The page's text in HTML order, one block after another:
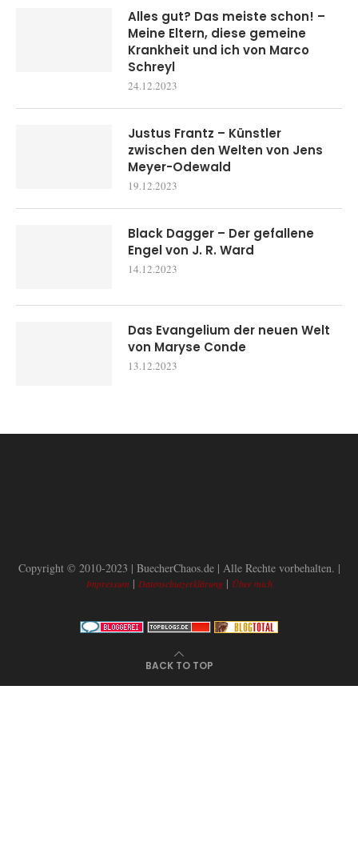
Alles gut? Das meiste schon! –
Meine Eltern, diese gemeine
Krankheit und ich von Marco
Schreyl
24.12.2023
Justus Frantz – Künstler
zwischen den Welten von Jens
Meyer-Odewald
19.12.2023
Black Dagger – Der gefallene
Engel von J. R. Ward
14.12.2023
Das Evangelium der neuen Welt
von Maryse Conde
13.12.2023
Copyright © 2010-2023 | BuecherChaos.de | Alle Rechte vorbehalten. |
Impressum | Datenschutzerklärung| Über mich
BACK TO TOP